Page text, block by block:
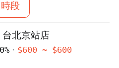
段
北京站店
0% $600 ~ $600